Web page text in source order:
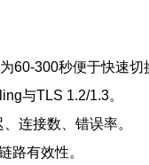
60-300秒便于快速切
与TLS 1.2/1.3。
连接数、错误率。
路有效性。